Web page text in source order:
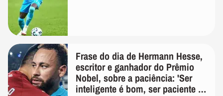
Frase do dia de Hermann Hesse,
escritor e ganhador do Prêmio
Nobel, sobre a paciência: 'Ser
inteligente é bom, ser paciente é